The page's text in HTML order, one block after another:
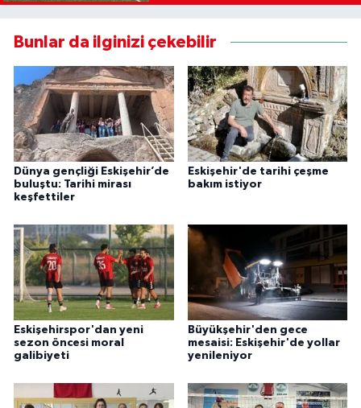
Bunlar da ilginizi çekebilir
Dünya gençliği Eskişehir’de
buluştu: Tarihi mirası
keşfettiler
Eskişehir'de tarihi çeşme
bakım istiyor
Eskişehirspor'dan yeni
sezon öncesi moral
galibiyeti
Büyükşehir'den gece
mesaisi: Eskişehir'de yollar
yenileniyor